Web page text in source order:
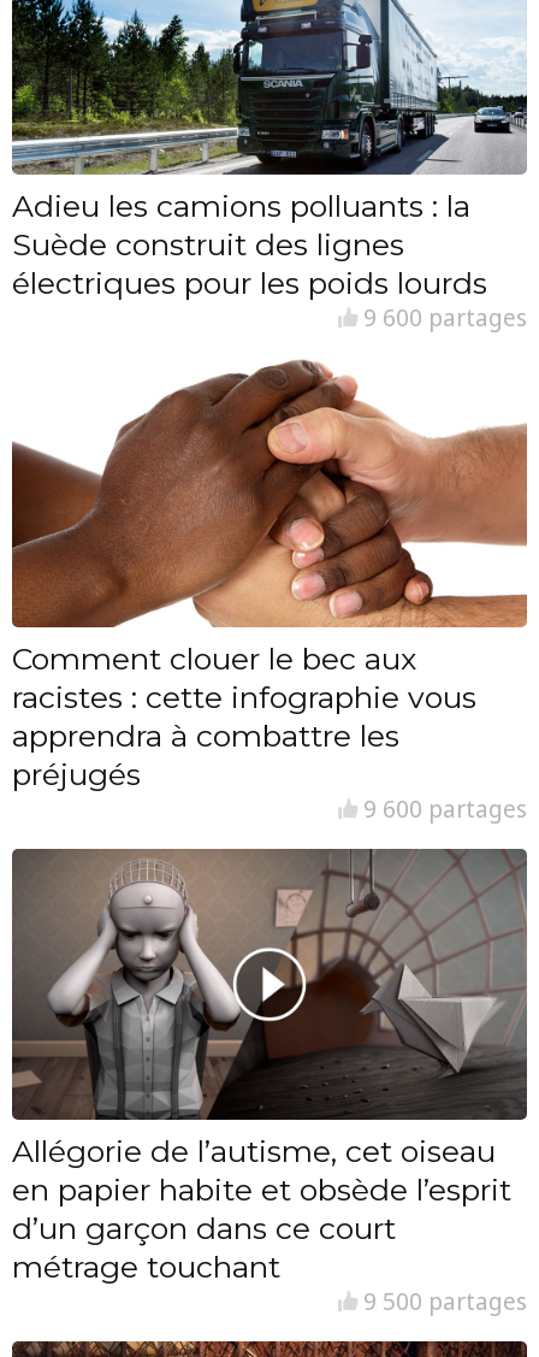
Adieu les camions polluants : la
Suède construit des lignes
électriques pour les poids lourds
9 600 partages
Comment clouer le bec aux
racistes : cette infographie vous
apprendra à combattre les
préjugés
9 600 partages
Allégorie de l’autisme, cet oiseau
en papier habite et obsède l’esprit
d’un garçon dans ce court
métrage touchant
9 500 partages